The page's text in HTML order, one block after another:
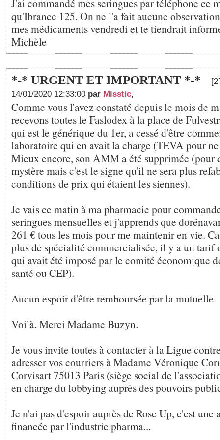
J'ai commandé mes seringues par téléphone ce
qu'Ibrance 125. On ne l'a fait aucune
mes médicaments vendredi et te tiendrait
Michèle
*-* URGENT ET IMPORTANT *-*
14/01/2020 12:33:00 par Misstic,
Comme vous l'avez constaté depuis le mois de
recevons toutes le Faslodex à la place de
qui est le générique du 1er, a cessé d'être
laboratoire qui en avait la charge (TEVA pour
Mieux encore, son AMM a été supprimée (pour
mystère mais c'est le signe qu'il ne sera plus
conditions de prix qui étaient les siennes).
Je vais ce matin à ma pharmacie pour
seringues mensuelles et j'apprends que
261 € tous les mois pour me maintenir en vie.
plus de spécialité commercialisée, il y a un tarif
qui avait été imposé par le comité économique
santé ou CEP).
Aucun espoir d'être remboursée par la mutuelle.
Voilà. Merci Madame Buzyn.
Je vous invite toutes à contacter à la Ligue
adresser vos courriers à Madame Véronique
Corvisart 75013 Paris (siège social de
en charge du lobbying auprès des pouvoirs
Je n'ai pas d'espoir auprès de Rose Up, c'est une
financée par l'industrie pharma...